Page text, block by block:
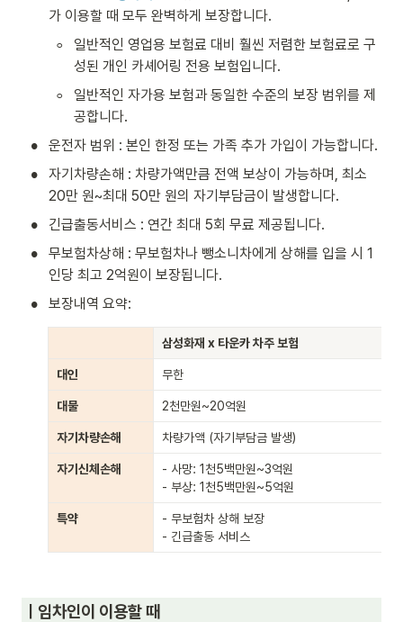
가 이용할 때 모두 완벽하게 보장합니다.
◦
일반적인 영업용 보험료 대비 훨씬 저렴한 보험료로 구
성된 개인 카셰어링 전용 보험입니다.
◦
일반적인 자가용 보험과 동일한 수준의 보장 범위를 제
공합니다.
• 운전자 범위 : 본인 한정 또는 가족 추가 가입이 가능합니다.
•
자기차량손해 : 차량가액만큼 전액 보상이 가능하며, 최소
20만 원~최대 50만 원의 자기부담금이 발생합니다.
• 긴급출동서비스 : 연간 최대 5회 무료 제공됩니다.
•
무보험차상해 : 무보험차나 뺑소니차에게 상해를 입을 시 1
인당 최고 2억원이 보장됩니다.
• 보장내역 요약:
삼성화재 x 타운카 차주 보험
대인 무한
대물 2천만원~20억원
자기차량손해 차량가액 (자기부담금 발생)
자기신체손해
- 사망: 1천5백만원~3억원
- 부상: 1천5백만원~5억원
특약
- 무보험차 상해 보장
- 긴급출동 서비스
ㅣ임차인이 이용할 때